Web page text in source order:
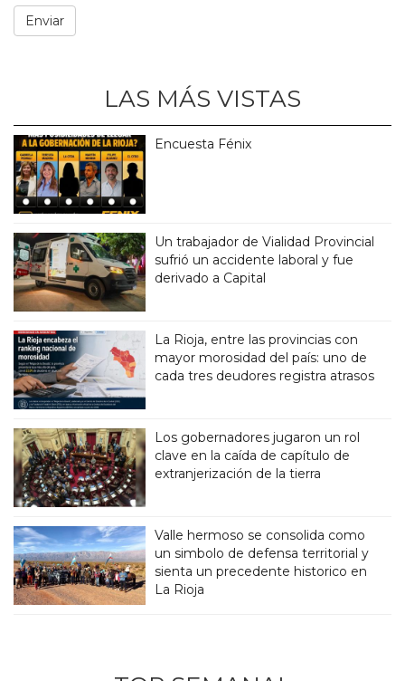
LAS MÁS VISTAS
Encuesta Fénix
Un trabajador de Vialidad Provincial
sufrió un accidente laboral y fue
derivado a Capital
La Rioja, entre las provincias con
mayor morosidad del país: uno de
cada tres deudores registra atrasos
Los gobernadores jugaron un rol
clave en la caída de capítulo de
extranjerización de la tierra
Valle hermoso se consolida como
un simbolo de defensa territorial y
sienta un precedente historico en
La Rioja